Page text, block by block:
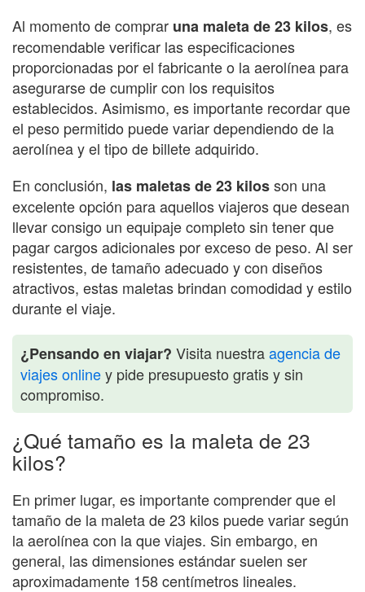
Al momento de comprar una maleta de 23 kilos, es
recomendable verificar las especificaciones
proporcionadas por el fabricante o la aerolínea para
asegurarse de cumplir con los requisitos
establecidos. Asimismo, es importante recordar que
el peso permitido puede variar dependiendo de la
aerolínea y el tipo de billete adquirido.
En conclusión, las maletas de 23 kilosson una
excelente opción para aquellos viajeros que desean
llevar consigo un equipaje completo sin tener que
pagar cargos adicionales por exceso de peso. Al ser
resistentes, de tamaño adecuado y con diseños
atractivos, estas maletas brindan comodidad y estilo
durante el viaje.
¿Pensando en viajar? Visita nuestraagencia de
viajes onliney pide presupuesto gratis y sin
compromiso.
¿Qué tamaño es la maleta de 23
kilos?
En primer lugar, es importante comprender que el
tamaño de la maleta de 23 kilos puede variar según
la aerolínea con la que viajes. Sin embargo, en
general, las dimensiones estándar suelen ser
aproximadamente 158 centímetros lineales.